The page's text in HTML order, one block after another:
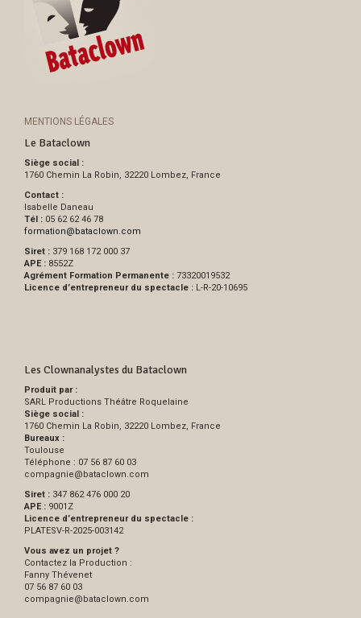
MENTIONS LÉGALES
Le Bataclown
Siège social :
1760 Chemin La Robin, 32220 Lombez, France
Contact :
Isabelle Daneau
Tél : 05 62 62 46 78
formation@bataclown.com
Siret : 379 168 172 000 37
APE : 8552Z
Agrément Formation Permanente : 73320019532
Licence d’entrepreneur du spectacle : L-R-20-10695
Les Clownanalystes du Bataclown
Produit par :
SARL Productions Théâtre Roquelaine
Siège social :
1760 Chemin La Robin, 32220 Lombez, France
Bureaux :
Toulouse
Téléphone : 07 56 87 60 03
compagnie@bataclown.com
Siret : 347 862 476 000 20
APE : 9001Z
Licence d’entrepreneur du spectacle :
PLATESV-R-2025-003142
Vous avez un projet ?
Contactez la Production :
Fanny Thévenet
07 56 87 60 03
compagnie@bataclown.com